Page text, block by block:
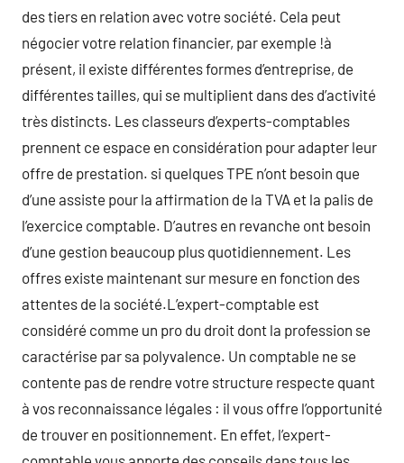
des tiers en relation avec votre société. Cela peut
négocier votre relation financier, par exemple !à
présent, il existe différentes formes d’entreprise, de
différentes tailles, qui se multiplient dans des d’activité
très distincts. Les classeurs d’experts-comptables
prennent ce espace en considération pour adapter leur
offre de prestation. si quelques TPE n’ont besoin que
d’une assiste pour la affirmation de la TVA et la palis de
l’exercice comptable. D’autres en revanche ont besoin
d’une gestion beaucoup plus quotidiennement. Les
offres existe maintenant sur mesure en fonction des
attentes de la société.L’expert-comptable est
considéré comme un pro du droit dont la profession se
caractérise par sa polyvalence. Un comptable ne se
contente pas de rendre votre structure respecte quant
à vos reconnaissance légales : il vous offre l’opportunité
de trouver en positionnement. En effet, l’expert-